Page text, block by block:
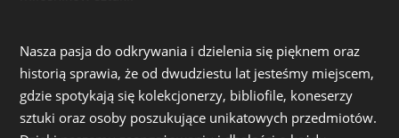
Nasza pasja do odkrywania i dzielenia się pięknem oraz
historią sprawia, że od dwudziestu lat jesteśmy miejscem,
gdzie spotykają się kolekcjonerzy, bibliofile, koneserzy
sztuki oraz osoby poszukujące unikatowych przedmiotów.